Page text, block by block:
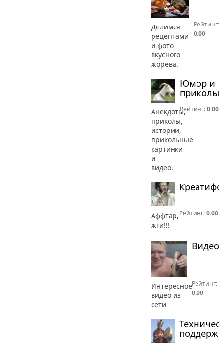
Делимся
рецептами
и фото
вкусного
жорева.
Рейтинг:
0.00
Юмор и
приколы
Анекдоты,
приколы,
истории,
прикольные
картинки
и
видео.
Рейтинг:0.00
Аффтар,
жги!!!
Рейтинг:0.00
Видео
Интересное
видео из
сети
Рейтинг:
0.00